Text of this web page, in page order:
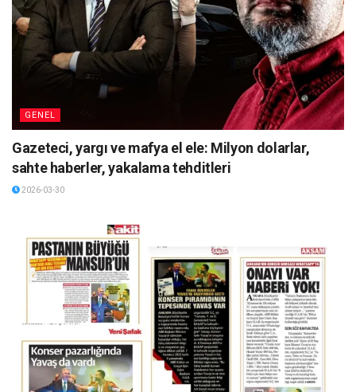
GENEL
Gazeteci, yargı ve mafya el ele: Milyon dolarlar,
sahte haberler, yakalama tehditleri
2026-03-30